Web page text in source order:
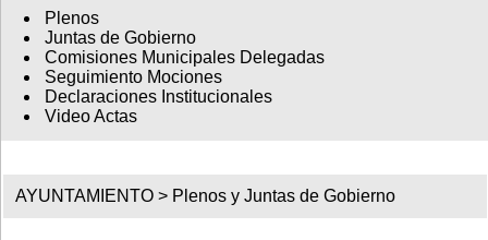
Plenos
Juntas de Gobierno
Comisiones Municipales Delegadas
Seguimiento Mociones
Declaraciones Institucionales
Video Actas
AYUNTAMIENTO > Plenos y Juntas de Gobierno